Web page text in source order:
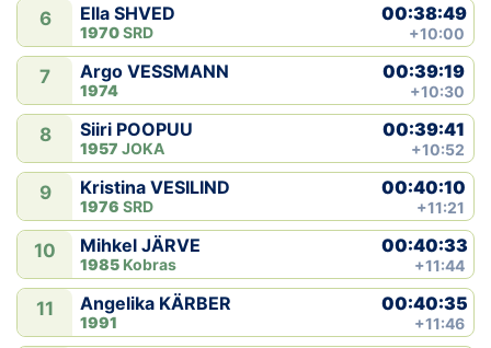
OTSI
6 Ella SHVED
1970SRD
00:38:49
+10:00
7 Argo VESSMANN
1974
00:39:19
+10:30
8 Siiri POOPUU
1957 JOKA
00:39:41
+10:52
9 Kristina VESILIND
1976 SRD
00:40:10
+11:21
10 Mihkel JÄRVE
1985 Kobras
00:40:33
+11:44
11 Angelika KÄRBER
1991
00:40:35
+11:46